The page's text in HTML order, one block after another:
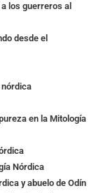
los guerreros al
desde el
nórdica
en la Mitología
Nórdica
y abuelo de Odín